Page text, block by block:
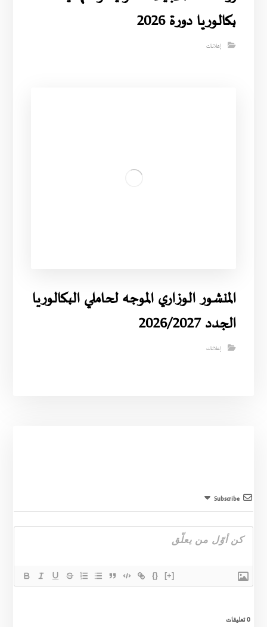
بكالوريا دورة 2026
إعلانات
المنشور الوزاري الموجه لحاملي البكالوريا
الجدد 2026/2027
إعلانات
Subscribe
{} [+]
0تعليقات